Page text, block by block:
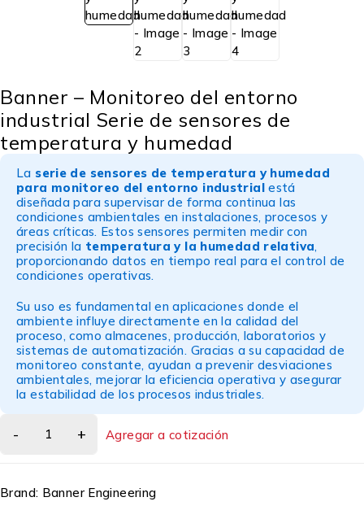
Banner – Monitoreo del entorno
industrial Serie de sensores de
temperatura y humedad
La serie de sensores de temperatura y humedad
para monitoreo del entorno industrialestá
diseñada para supervisar de forma continua las
condiciones ambientales en instalaciones, procesos y
áreas críticas. Estos sensores permiten medir con
precisión la temperatura y la humedad relativa,
proporcionando datos en tiempo real para el control de
condiciones operativas.
Su uso es fundamental en aplicaciones donde el
ambiente influye directamente en la calidad del
proceso, como almacenes, producción, laboratorios y
sistemas de automatización. Gracias a su capacidad de
monitoreo constante, ayudan a prevenir desviaciones
ambientales, mejorar la eficiencia operativa y asegurar
la estabilidad de los procesos industriales.
Agregar a cotización
Brand: Banner Engineering